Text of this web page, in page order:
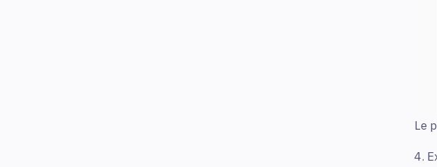
Le
4.